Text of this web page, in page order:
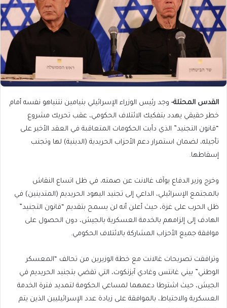
القدس المحتلة- وجد رئيس الوزراء الإسرائيلي بنيامين نتنياهو نفسه أمام
خطر حقيقي يهدد بتفكيك الائتلاف الحكومي، عقب تحريك مشروع
“قانون التجنيد” الذي دأبت الحكومات المتعاقبة في العقد الأخير على
تأجيله، لضمان استمرار دعم الأحزاب الحريدية (الدينية) لها وتجنب
إسقاطها.
وخرج وزير الدفاع يوآف غالانت عن صمته، في ظل اتساع النقاش
بالمجتمع الإسرائيلي، الداعي إلى تجنيد اليهود الحريديم (المتدينين) في
ظل الحرب على غزة، حيث أعلن أنه لن يسمح بتقديم “قانون التجنيد”
الهادف إلى إلزامهم بالخدمة العسكرية بالجيش، دون الحصول على
موافقة جميع الأحزاب المشاركة بالائتلاف الحكومي.
وترافقت تصريحات غالانت مع خطة الوزيرين من تحالف “المعسكر
الوطني” بيني غانتس وغادي آيزنكوت، التي تقضي بتجنيد الحريديم في
الجيش، حيث اشترطا دعمهما لمساعي الحكومة لتمديد فترة الخدمة
العسكرية والاحتياط، بالموافقة على زيادة عدد الإسرائيليين الذين يتم